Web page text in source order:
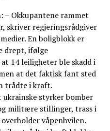
: – Okkupantene rammet
skriver regjeringsrådgiver
En boligblokk er
drept, ifølge
14 leiligheter ble skadd i
at det faktisk fant sted
trådte i kraft.
ukrainske styrker bomber
militære stillinger, trass i
våpenhvilen.